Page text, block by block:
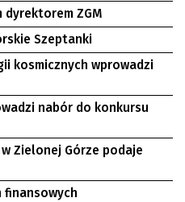
dyrektorem ZGM
Szeptanki
kosmicznych wprowadzi
nabór do konkursu
Zielonej Górze podaje
finansowych